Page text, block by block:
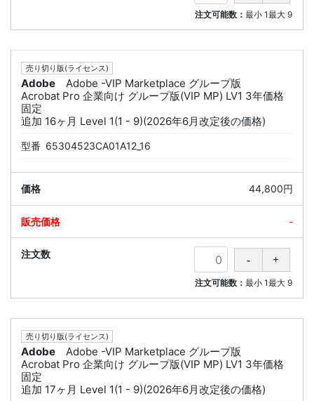
注文可能数：最小 1最大 9
売り切り版(ライセンス)
Adobe
Adobe -VIP Marketplace グループ版
Acrobat Pro 企業向け グループ版(VIP MP) LV1 3年価格
固定
追加 16ヶ月 Level 1(1 - 9)(2026年6月改定後の価格)
型番 65304523CA01A12_16
44,800円
-
注文可能数：最小 1最大 9
売り切り版(ライセンス)
Adobe
Adobe -VIP Marketplace グループ版
Acrobat Pro 企業向け グループ版(VIP MP) LV1 3年価格
固定
追加 17ヶ月 Level 1(1 - 9)(2026年6月改定後の価格)